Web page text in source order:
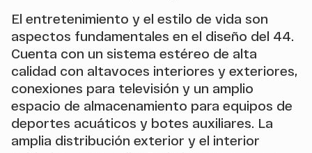
El entretenimiento y el estilo de vida son
aspectos fundamentales en el diseño del 44.
Cuenta con un sistema estéreo de alta
calidad con altavoces interiores y exteriores,
conexiones para televisión y un amplio
espacio de almacenamiento para equipos de
deportes acuáticos y botes auxiliares. La
amplia distribución exterior y el interior